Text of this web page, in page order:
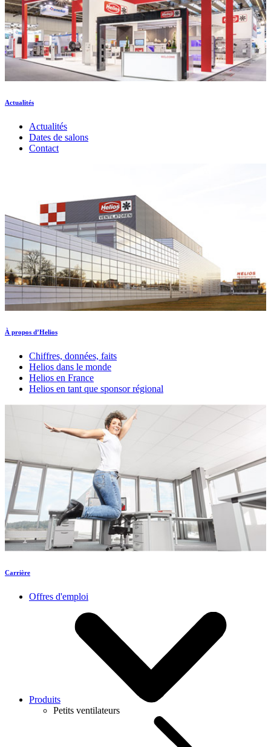
Actualités
Actualités
Dates de salons
Contact
À propos d’Helios
Chiffres, données, faits
Helios dans le monde
Helios en France
Helios en tant que sponsor régional
Carrière
Offres d'emploi
Produits
Petits ventilateurs